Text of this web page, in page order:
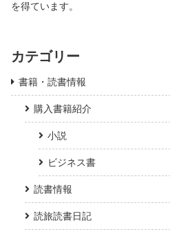
を得ています。
カテゴリー
書籍・読書情報
購入書籍紹介
小説
ビジネス書
読書情報
読旅読書日記